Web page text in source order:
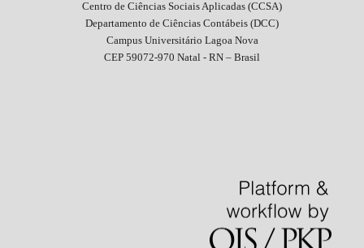
Centro de Ciências Sociais Aplicadas (CCSA)
Departamento de Ciências Contábeis (DCC)
Campus Universitário Lagoa Nova
CEP 59072-970 Natal - RN – Brasil